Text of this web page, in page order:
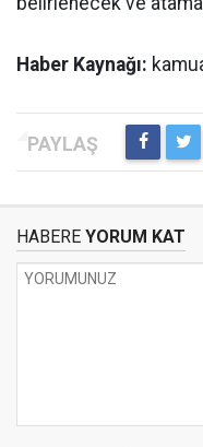
Haber Kaynağı:
HABERE YORUM KAT